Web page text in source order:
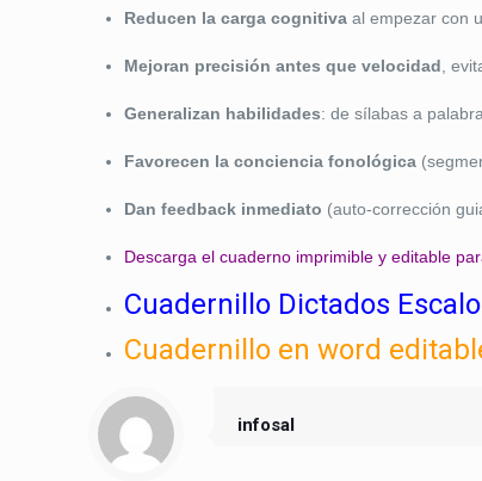
Reducen la carga cognitiva al empezar con
Mejoran precisión antes que velocidad ,
Generalizan habilidades: de sílabas a
Favorecen la conciencia fonológica
Dan feedback inmediato (auto-corrección
Descarga el cuaderno imprimible y editable
Cuadernillo Dictados
Cuadernillo en word
infosal